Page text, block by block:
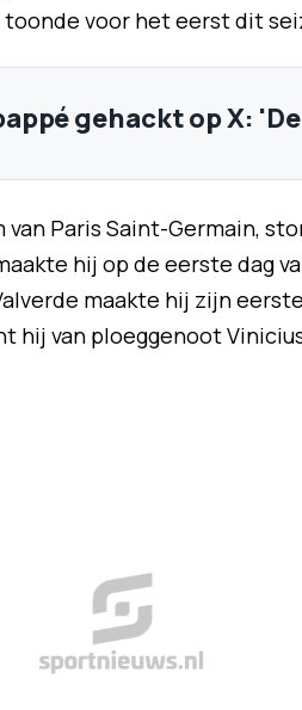
toonde voor het eerst dit
gehackt op X:
van Paris Saint-Germain,
hij op de eerste dag
maakte hij zijn
hij van ploeggenoot